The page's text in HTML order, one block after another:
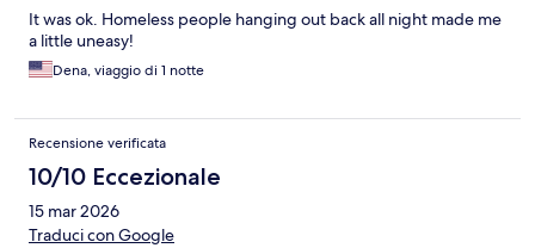
It was ok. Homeless people hanging out back all night made me
a little uneasy!
Dena, viaggio di 1 notte
Recensione verificata
10/10 Eccezionale
15 mar 2026
Traduci con Google